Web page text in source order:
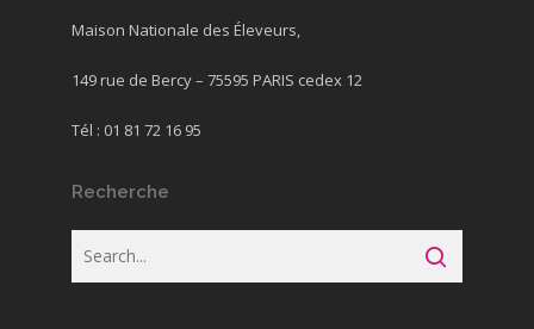
Maison Nationale des Éleveurs,
149 rue de Bercy – 75595 PARIS cedex 12
Tél : 01 81 72 16 95
Recherche